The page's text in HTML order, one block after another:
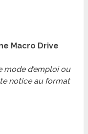
Macro Drive
mode d’emploi ou
notice au format